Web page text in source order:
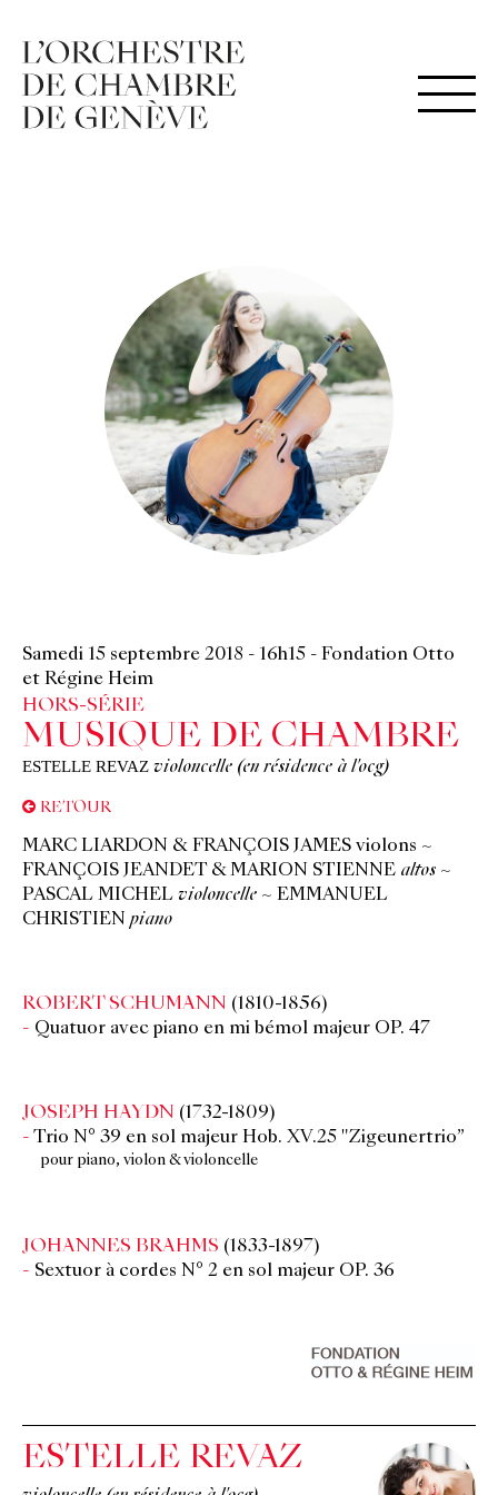
©
Samedi 15 septembre 2018 - 16h15 - Fondation Otto
et Régine Heim
HORS-SÉRIE
MUSIQUE DE CHAMBRE
ESTELLE REVAZ violoncelle (en résidence à l'ocg)
RETOUR
MARC LIARDON & FRANÇOIS JAMES violons ~
FRANÇOIS JEANDET & MARION STIENNE altos ~
PASCAL MICHEL violoncelle ~ EMMANUEL
CHRISTIEN piano
ROBERT SCHUMANN (1810-1856)
Quatuor avec piano en mi bémol majeur OP. 47
JOSEPH HAYDN (1732-1809)
Trio N° 39 en sol majeur Hob. XV.25 "Zigeunertrio”
pour piano, violon & violoncelle
JOHANNES BRAHMS (1833-1897)
Sextuor à cordes N° 2 en sol majeur OP. 36
ESTELLE REVAZ